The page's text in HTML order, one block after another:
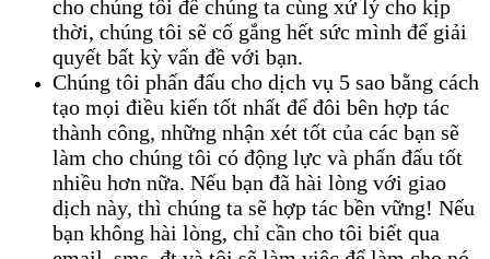
cho chúng tôi để chúng ta cùng xử lý cho kịp
thời, chúng tôi sẽ cố gắng hết sức mình để giải
quyết bất kỳ vấn đề với bạn.
Chúng tôi phấn đấu cho dịch vụ 5 sao bằng cách
tạo mọi điều kiến tốt nhất để đôi bên hợp tác
thành công, những nhận xét tốt của các bạn sẽ
làm cho chúng tôi có động lực và phấn đấu tốt
nhiều hơn nữa. Nếu bạn đã hài lòng với giao
dịch này, thì chúng ta sẽ hợp tác bền vững! Nếu
bạn không hài lòng, chỉ cần cho tôi biết qua